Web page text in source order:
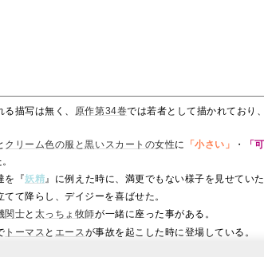
描写は無く、 原作第34巻では若者として描かれており
クリーム色の服と黒いスカートの女性に 「小さい」 ・ 「
を『妖精 』に例えた時に、満更でもない様子を見せていた
て降らし、デイジーを喜ばせた。
関士と 太っちょ牧師が一緒に座った事がある。
トーマス と エース が事故を起こした時に登場している。